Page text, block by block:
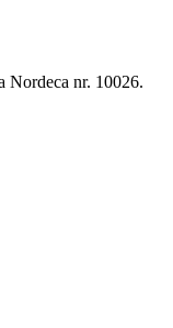
Nordeca nr. 10026.